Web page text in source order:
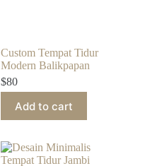
Custom Tempat Tidur
Modern Balikpapan
$80
Add to cart